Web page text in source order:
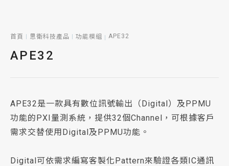
首頁 思衛科技產品 功能模組 APE32
APE32
APE32是一款具有數位訊號輸出（Digital）及PPMU
功能的PXI量測系統，提供32個Channel，可根據客戶
需求交替使用Digital及PPMU功能。
Digital可依需求編寫客製化Pattern來驗證各類IC通訊